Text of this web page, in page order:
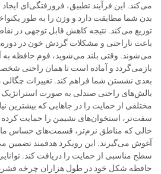
می‌کند. این فرآیند تطبیق، فرورفتگی‌ای ایجاد
بدن شما مطابقت دارد و وزن را به طور
توزیع می‌کند. نتیجه کاهش قابل توجهی در
باعث ناراحتی و مشکلات گردش خون در
می‌شوند. وقتی بلند می‌شوید، فوم حافظه به
بازمی‌گردد و آماده است تا همان راحتی
بعدی نشستن شما فراهم کند. تغییرات چگالی
بالش‌های راحتی صندلی به صورت
مختلفی از حمایت را در جاهایی که بیشترین
سفت‌تر، استخوان‌های نشیمن را حمایت کرده و
حالی که مناطق نرم‌تر، قسمت‌های حساس
آغوش می‌گیرند. این رویکرد هدفمند تضمین
سطح مناسبی از حمایت را دریافت کند.
حافظه شکل خود در طول هزاران چرخه